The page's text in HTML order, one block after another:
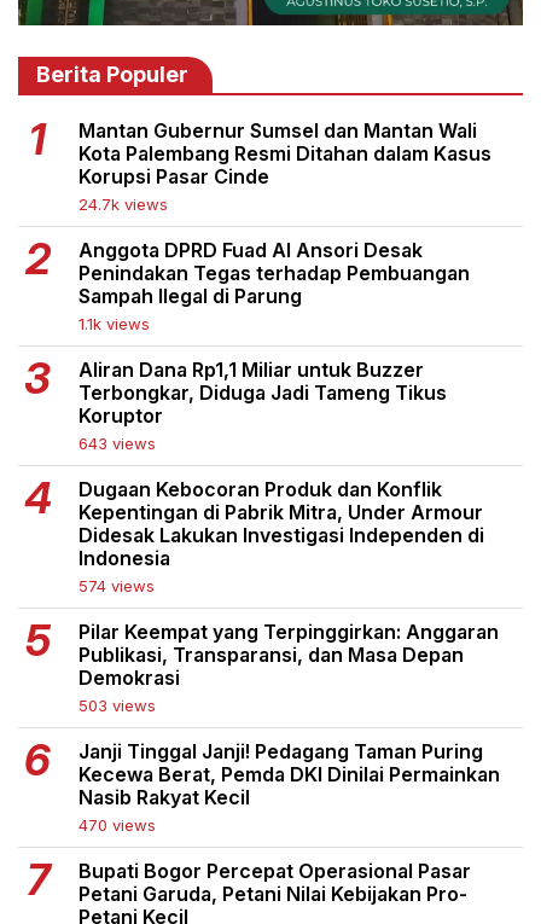
Berita Populer
Mantan Gubernur Sumsel dan Mantan Wali
Kota Palembang Resmi Ditahan dalam Kasus
Korupsi Pasar Cinde
24.7k views
Anggota DPRD Fuad Al Ansori Desak
Penindakan Tegas terhadap Pembuangan
Sampah Ilegal di Parung
1.1k views
Aliran Dana Rp1,1 Miliar untuk Buzzer
Terbongkar, Diduga Jadi Tameng Tikus
Koruptor
643 views
Dugaan Kebocoran Produk dan Konflik
Kepentingan di Pabrik Mitra, Under Armour
Didesak Lakukan Investigasi Independen di
Indonesia
574 views
Pilar Keempat yang Terpinggirkan: Anggaran
Publikasi, Transparansi, dan Masa Depan
Demokrasi
503 views
Janji Tinggal Janji! Pedagang Taman Puring
Kecewa Berat, Pemda DKI Dinilai Permainkan
Nasib Rakyat Kecil
470 views
Bupati Bogor Percepat Operasional Pasar
Petani Garuda, Petani Nilai Kebijakan Pro-
Petani Kecil